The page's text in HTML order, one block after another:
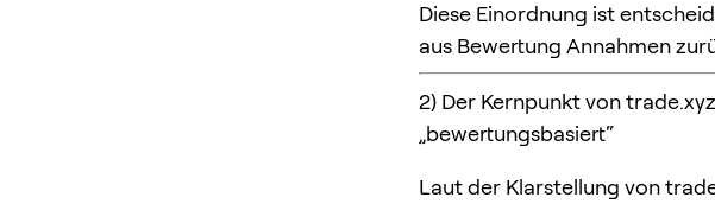
Diese Einordnung ist
aus Bewertung Annahmen
2) Der Kernpunkt von
„bewertungsbasiert“
Laut der Klarstellung von